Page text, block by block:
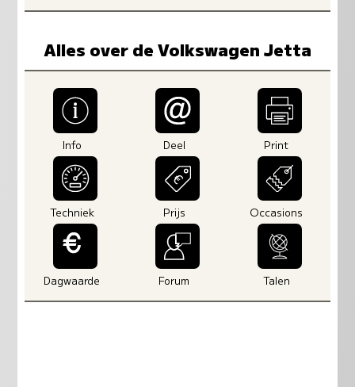
Alles over de Volkswagen Jetta
Info Deel Print
Techniek Prijs Occasions
Dagwaarde Forum Talen